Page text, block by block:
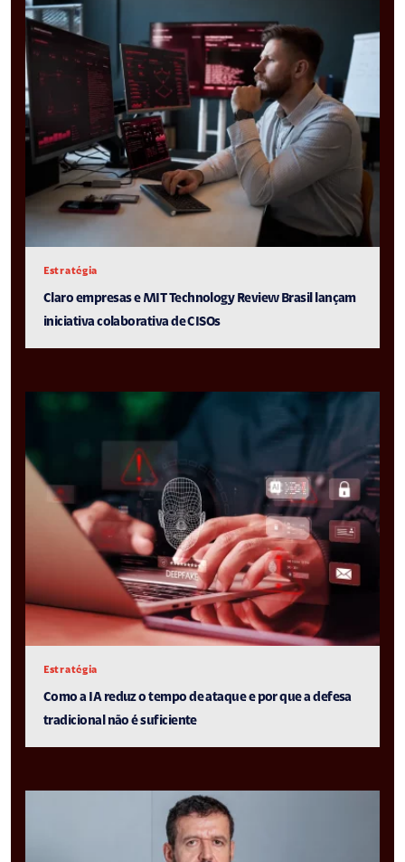
Estratégia
Claro empresas e MIT Technology Review Brasil lançam
iniciativa colaborativa de CISOs
Estratégia
Como a IA reduz o tempo de ataque e por que a defesa
tradicional não é suficiente